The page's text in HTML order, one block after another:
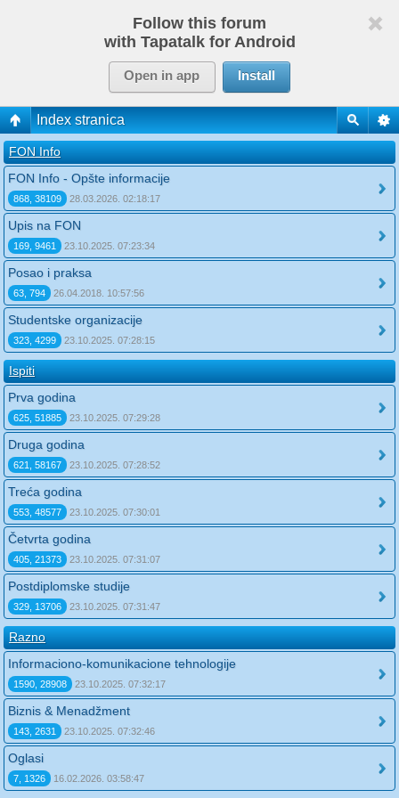
Follow this forum
with Tapatalk for Android
Open in app Install
Index stranica
FON Info
FON Info - Opšte informacije
868, 38109 28.03.2026. 02:18:17
Upis na FON
169, 9461 23.10.2025. 07:23:34
Posao i praksa
63, 794 26.04.2018. 10:57:56
Studentske organizacije
323, 4299 23.10.2025. 07:28:15
Ispiti
Prva godina
625, 51885 23.10.2025. 07:29:28
Druga godina
621, 58167 23.10.2025. 07:28:52
Treća godina
553, 48577 23.10.2025. 07:30:01
Četvrta godina
405, 21373 23.10.2025. 07:31:07
Postdiplomske studije
329, 13706 23.10.2025. 07:31:47
Razno
Informaciono-komunikacione tehnologije
1590, 28908 23.10.2025. 07:32:17
Biznis & Menadžment
143, 2631 23.10.2025. 07:32:46
Oglasi
7, 1326 16.02.2026. 03:58:47